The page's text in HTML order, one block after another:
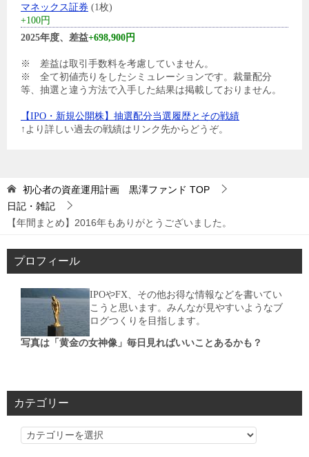
マネックス証券 (1枚)
+100円
2025年度、差益+698,900円
※ 差益は取引手数料を考慮していません。
※ 全て初値売りをしたシミュレーションです。裁量配分
等、抽選と違う方法で入手した結果は掲載しておりません。
【IPO・新規公開株】抽選配分当選履歴とその戦績
↑より詳しい過去の戦績はリンク先からどうぞ。
初心者の資産運用計画 黒澤ファンド TOP
日記・雑記
【年間まとめ】2016年もありがとうございました。
プロフィール
IPOやFX、その他お得な情報などを書いてい
こうと思います。みんなが見やすいようなブ
ログつくりを目指します。
写真は「黄金の女神像」毎日見ればいいことあるかも？
カテゴリー
カ